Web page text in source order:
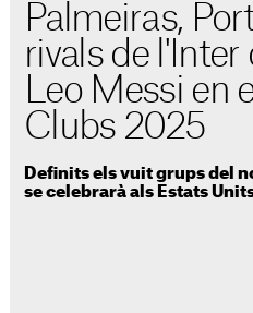
Palmeiras,
rivals de
Leo Messi en
Clubs 2025
Definits els vuit grups del
se celebrarà als Estats